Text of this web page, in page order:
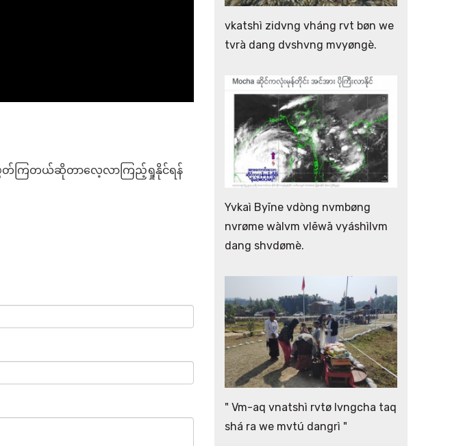
ဖွတ်ကြတယ်ဆိုတာလေ့လာကြည့်ရှုနိုင်ရန်
vkatshì zidvng vháng rvt bøn we
tvrà dang dvshvng mvyøngè.
Yvkaì Byīne vdòng nvmbøng
nvrøme wàlvm vlēwā vyáshìlvm
dang shvdømè.
" Vm-aq vnatshì rvtø lvngcha taq
shá ra we mvtú dangrì "